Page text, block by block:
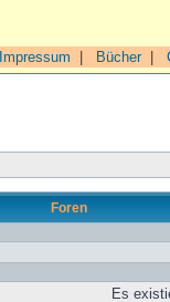
Impressum Bücher|
Foren
Es